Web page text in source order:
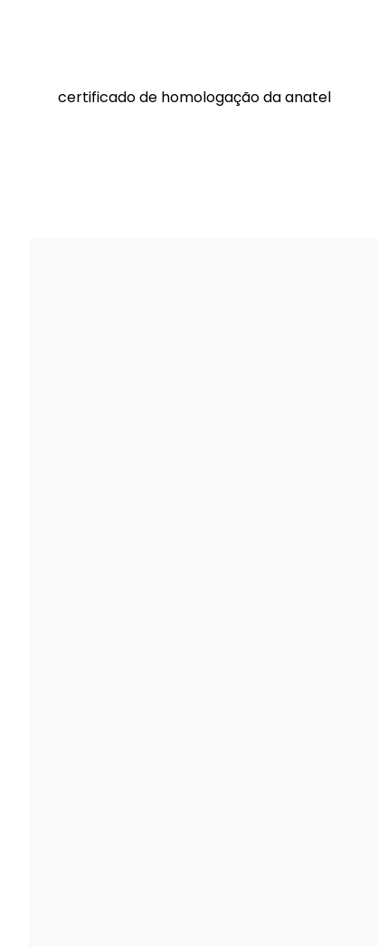
certificado de homologação da anatel